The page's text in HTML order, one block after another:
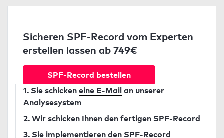
Sicheren SPF-Record vom Experten
erstellen lassen ab 749€
SPF-Record bestellen
1. Sie schicken eine E-Mail an unserer
Analysesystem
2. Wir schicken Ihnen den fertigen SPF-Record
3. Sie implementieren den SPF-Record